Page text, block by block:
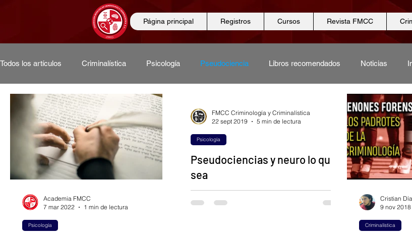
Página principal Registros Cursos Revista FMCC
Todos los artículos Criminalística Psicología Pseudociencia Libros recomendados Noticias
Conferencias Ciencias forenses Ciencia
Entrevistas Derecho Diplomados Odontología Revista FMCC Procesos
Psicología
Academia FMCC
7 mar 2022
1 min de lectura
Pseudociencias y neuro lo que
sea
El paso del estado sésil al movimiento
activo, requirió del desarrollo de un
Psicología
FMCC Criminología y Criminalística
22 sept 2019
5 min de lectura
Criminalística
Cristian
9 nov 2018